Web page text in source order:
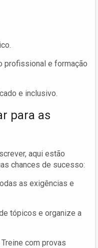
profissional e formação
e inclusivo.
para as
aqui estão
chances de sucesso:
as exigências e
tópicos e organize a
Treine com provas